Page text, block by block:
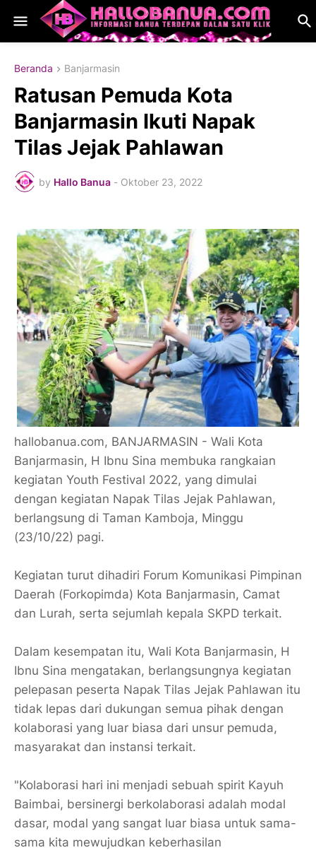
Beranda Banjarmasin
Ratusan Pemuda Kota
Banjarmasin Ikuti Napak
Tilas Jejak Pahlawan
by Hallo Banua - Oktober 23, 2022
hallobanua.com, BANJARMASIN - Wali Kota
Banjarmasin, H Ibnu Sina membuka rangkaian
kegiatan Youth Festival 2022, yang dimulai
dengan kegiatan Napak Tilas Jejak Pahlawan,
berlangsung di Taman Kamboja, Minggu
(23/10/22) pagi.
Kegiatan turut dihadiri Forum Komunikasi Pimpinan
Daerah (Forkopimda) Kota Banjarmasin, Camat
dan Lurah, serta sejumlah kepala SKPD terkait.
Dalam kesempatan itu, Wali Kota Banjarmasin, H
Ibnu Sina mengatakan, berlangsungnya kegiatan
pelepasan peserta Napak Tilas Jejak Pahlawan itu
tidak lepas dari dukungan semua pihak dengan
kolaborasi yang luar biasa dari unsur pemuda,
masyarakat dan instansi terkait.
"Kolaborasi hari ini menjadi sebuah spirit Kayuh
Baimbai, bersinergi berkolaborasi adalah modal
dasar, modal yang sangat luar biasa untuk sama-
sama kita mewujudkan keberhasilan